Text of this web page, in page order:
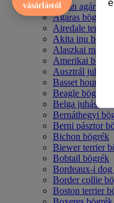
Afgán agár
Agaras bögrék
Airedale terrier
Akita inu bögrék
Alaszkai
Amerikai
Ausztrál
Basset hound
Beagle bögrék
Belga juhász -
Bernáthegyi
Berni pásztor
Bichon bögrék
Biewer terrier
Bobtail bögrék
Bordeaux-i
Border collie
Boston terrier
vásárlástól